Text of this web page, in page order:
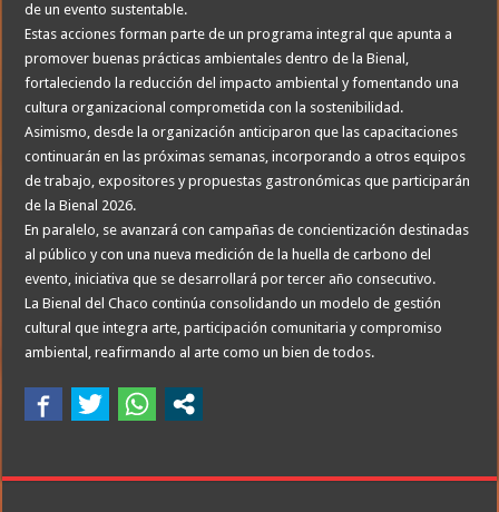
de un evento sustentable.
Estas acciones forman parte de un programa integral que apunta a
promover buenas prácticas ambientales dentro de la Bienal,
fortaleciendo la reducción del impacto ambiental y fomentando una
cultura organizacional comprometida con la sostenibilidad.
Asimismo, desde la organización anticiparon que las capacitaciones
continuarán en las próximas semanas, incorporando a otros equipos
de trabajo, expositores y propuestas gastronómicas que participarán
de la Bienal 2026.
En paralelo, se avanzará con campañas de concientización destinadas
al público y con una nueva medición de la huella de carbono del
evento, iniciativa que se desarrollará por tercer año consecutivo.
La Bienal del Chaco continúa consolidando un modelo de gestión
cultural que integra arte, participación comunitaria y compromiso
ambiental, reafirmando al arte como un bien de todos.